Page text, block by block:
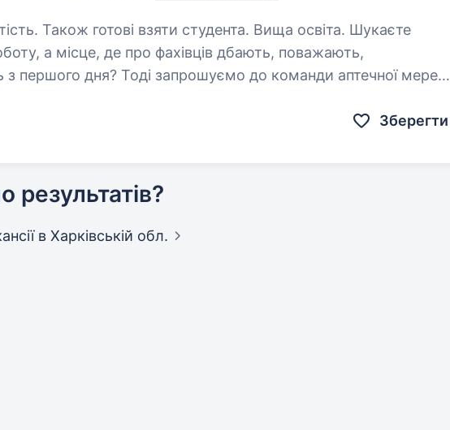
Також готові взяти студента. Вища освіта. Шукаєте
а місце, де про фахівців дбають, поважають,
з першого дня? Тоді запрошуємо до команди аптечної мережі
Зберегти
результатів?
в Харківській обл.